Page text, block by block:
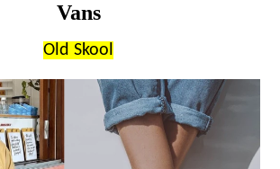
Vans
Old Skool